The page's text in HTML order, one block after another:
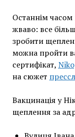
Останнім часом
жваво: все
зробити
можна пройти
сертифікат,
на сюжет
Вакцинація у
щеплення за